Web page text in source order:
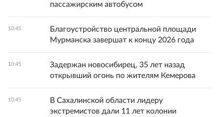
пассажирским автобусом
10:45
Благоустройство центральной площади
Мурманска завершат к концу 2026 года
10:45
Задержан новосибирец, 35 лет назад
открывший огонь по жителям Кемерова
10:45
В Сахалинской области лидеру
экстремистов дали 11 лет колонии